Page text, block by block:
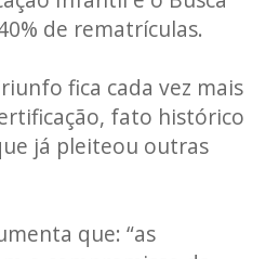
de rematrículas.
fica cada vez mais
fato histórico
já pleiteou outras
que: “as